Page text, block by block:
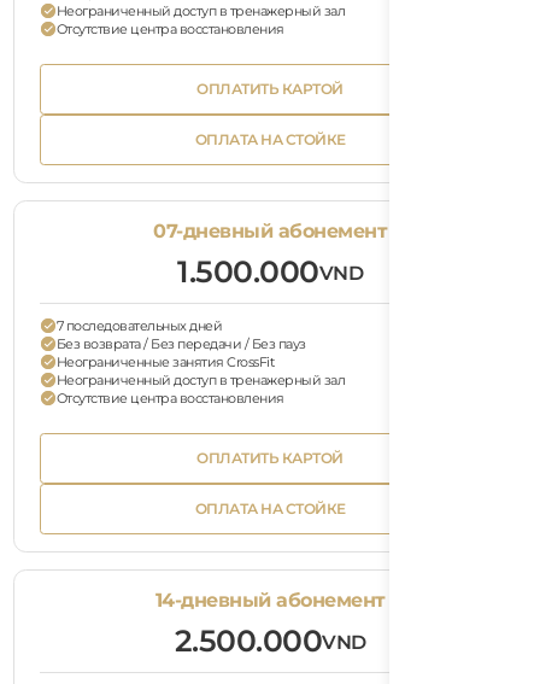
Неограниченный доступ в тренажерный зал
Отсутствие центра восстановления
Button
Text
ОПЛАТИТЬ КАРТОЙ
ОПЛАТИТЬ КАРТОЙ
Button
Text
ОПЛАТА НА СТОЙКЕ
ОПЛАТА НА СТОЙКЕ
07-дневный абонемент
1.500.000VND
7 последовательных дней
Без возврата / Без передачи / Без пауз
Неограниченные занятия CrossFit
Неограниченный доступ в тренажерный зал
Отсутствие центра восстановления
Button
Text
ОПЛАТИТЬ КАРТОЙ
ОПЛАТИТЬ КАРТОЙ
Button
Text
ОПЛАТА НА СТОЙКЕ
ОПЛАТА НА СТОЙКЕ
14-дневный абонемент
2.500.000VND